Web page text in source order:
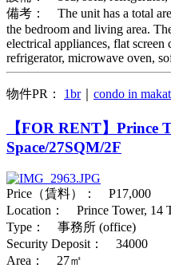
備考： The unit has a total
the bedroom and living area.
electrical appliances, flat
refrigerator, microwave oven,
物件PR： 1br｜ condo in
【FOR RENT】Prince
Space/27SQM/2F
Price（賃料）： P17,000
Location： Prince Tower, 14
Type： 事務所 (office)
Security Deposit： 34000
Area： 27㎡